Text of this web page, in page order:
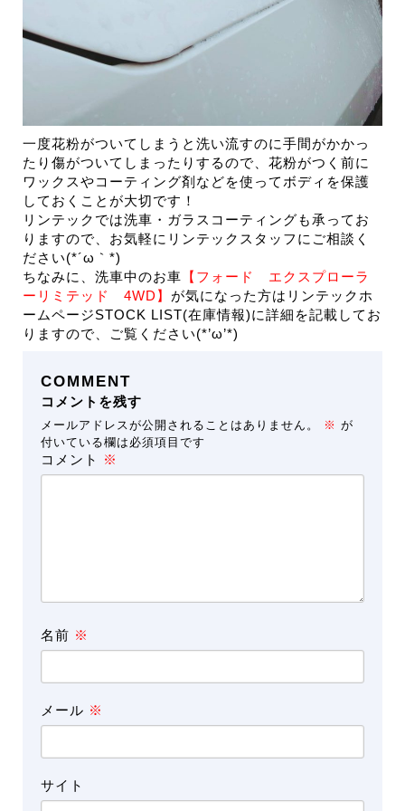
一度花粉がついてしまうと洗い流すのに手間がかかっ
たり傷がついてしまったりするので、花粉がつく前に
ワックスやコーティング剤などを使ってボディを保護
しておくことが大切です！
リンテックでは洗車・ガラスコーティングも承ってお
りますので、お気軽にリンテックスタッフにご相談く
ださい(*´ω｀*)
ちなみに、洗車中のお車 【フォード エクスプローラ
ーリミテッド 4WD】 が気になった方はリンテックホ
ームページSTOCK LIST(在庫情報)に詳細を記載してお
りますので、ご覧ください(*’ω’*)
COMMENT
コメントを残す
メールアドレスが公開されることはありません。 ※ が
付いている欄は必須項目です
コメント ※
名前 ※
メール ※
サイト